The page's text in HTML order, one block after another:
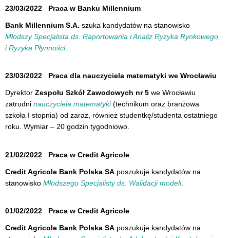
23/03/2022 Praca w Banku Millennium
Bank Millennium S.A. szuka kandydatów na stanowisko
Młodszy Specjalista ds. Raportowania i Analiz Ryzyka Rynkowego
i Ryzyka Płynności.
23/03/2022 Praca dla nauczyciela matematyki we Wrocławiu
Dyrektor Zespołu Szkół Zawodowych nr 5 we Wrocławiu
zatrudni nauczyciela matematyki(technikum oraz branżowa
szkoła I stopnia) od zaraz, również studentkę/studenta ostatniego
roku. Wymiar – 20 godzin tygodniowo.
21/02/2022 Praca w Credit Agricole
Credit Agricole Bank Polska SA poszukuje kandydatów na
stanowisko Młodszego Specjalisty ds. Walidacji modeli.
01/02/2022 Praca w Credit Agricole
Credit Agricole Bank Polska SA poszukuje kandydatów na